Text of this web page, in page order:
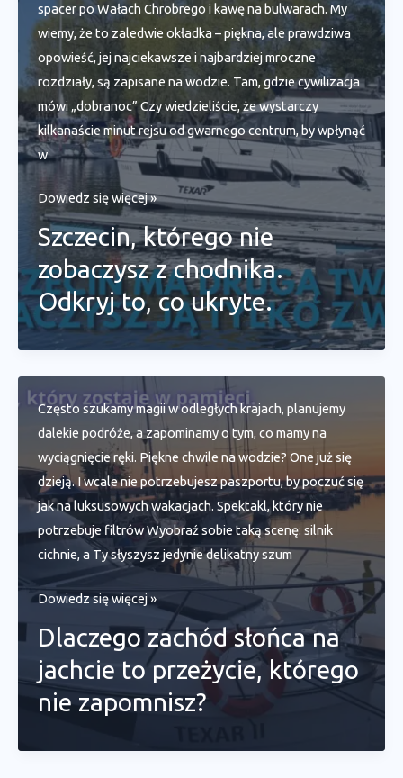
o
zachodzie
słońca?
spacer po Wałach Chrobrego i kawę na bulwarach. My
wiemy, że to zaledwie okładka – piękna, ale prawdziwa
opowieść, jej najciekawsze i najbardziej mroczne
rozdziały, są zapisane na wodzie. Tam, gdzie cywilizacja
mówi „dobranoc” Czy wiedzieliście, że wystarczy
kilkanaście minut rejsu od gwarnego centrum, by wpłynąć
w
Szczecin,
którego
nie
zobaczysz
z
chodnika.
Odkryj
co
ukryte.
Dowiedz się więcej »
Szczecin, którego nie
zobaczysz z chodnika.
Odkryj to, co ukryte.
Często szukamy magii w odległych krajach, planujemy
dalekie podróże, a zapominamy o tym, co mamy na
wyciągnięcie ręki. Piękne chwile na wodzie? One już się
dzieją. I wcale nie potrzebujesz paszportu, by poczuć się
jak na luksusowych wakacjach. Spektakl, który nie
potrzebuje filtrów Wyobraź sobie taką scenę: silnik
cichnie, a Ty słyszysz jedynie delikatny szum
Dlaczego
słońca
na
jachcie
Dowiedz się więcej »
Dlaczego zachód słońca na
jachcie to przeżycie, którego
nie zapomnisz?